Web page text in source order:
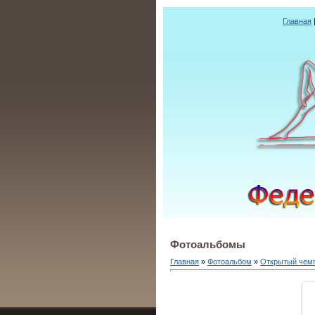
Главная |
Фотоальбомы
Главная » Фотоальбом » Открытый